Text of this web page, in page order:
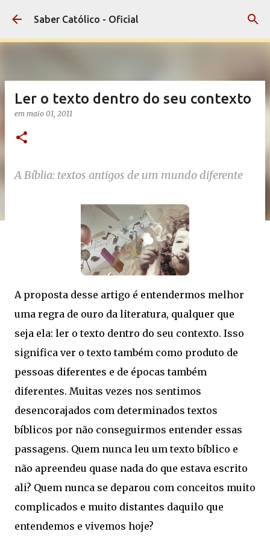
Pular para o conteúdo principal
Saber Católico - Oficial
Ler o texto dentro do seu contexto
em maio 01, 2011
A Bíblia: textos antigos de um mundo diferente
A proposta desse artigo é entendermos melhor
uma regra de ouro da literatura, qualquer que
seja ela: ler o texto dentro do seu contexto. Isso
significa ver o texto também como produto de
pessoas diferentes e de épocas também
diferentes. Muitas vezes nos sentimos
desencorajados com determinados textos
bíblicos por não conseguirmos entender essas
passagens. Quem nunca leu um texto bíblico e
não apreendeu quase nada do que estava escrito
ali? Quem nunca se deparou com conceitos muito
complicados e muito distantes daquilo que
entendemos e vivemos hoje?